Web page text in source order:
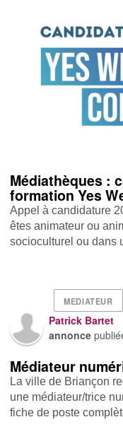
Médiathèques :
formation Yes
Appel à candidature
êtes animateur ou
socioculturel ou dans
MEDIATEUR
Patrick Bartet
annonce
Médiateur
La ville de Briançon
une médiateur/trice
fiche de poste